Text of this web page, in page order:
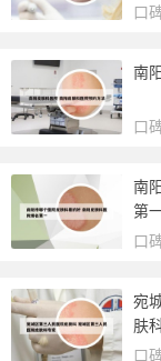
口
南
口
南
第
口
宛
肤
口